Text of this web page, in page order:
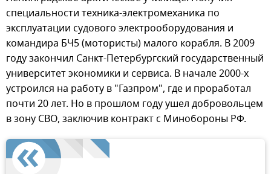
специальности техника-электромеханика по
эксплуатации судового электрооборудования и
командира БЧ5 (мотористы) малого корабля. В 2009
году закончил Санкт-Петербургский государственный
университет экономики и сервиса. В начале 2000-х
устроился на работу в "Газпром", где и проработал
почти 20 лет. Но в прошлом году ушел добровольцем
в зону СВО, заключив контракт с Минобороны РФ.